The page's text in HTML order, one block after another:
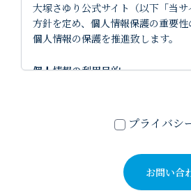
大塚さゆり公式サイト（以下「当
方針を定め、個人情報保護の重要
個人情報の保護を推進致します。
個人情報の利用目的
ユーザー様への当サイトの情報発
個人情報の第三者への開示・提供の
プライバシ